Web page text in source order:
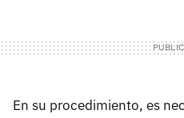
En su procedimiento, es